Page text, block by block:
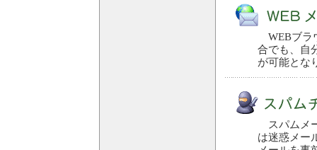
WEBブラ
合でも、自
が可能とな
スパムメ
は迷惑メー